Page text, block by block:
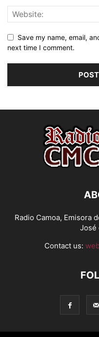
Save my name, email,
next time I comment.
Radio Camoa, Emisora
José
Contact us: